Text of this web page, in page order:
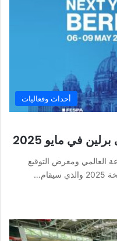
أحداث وفعاليات
في مايو 2025
العالمي ومعرض التوقيع